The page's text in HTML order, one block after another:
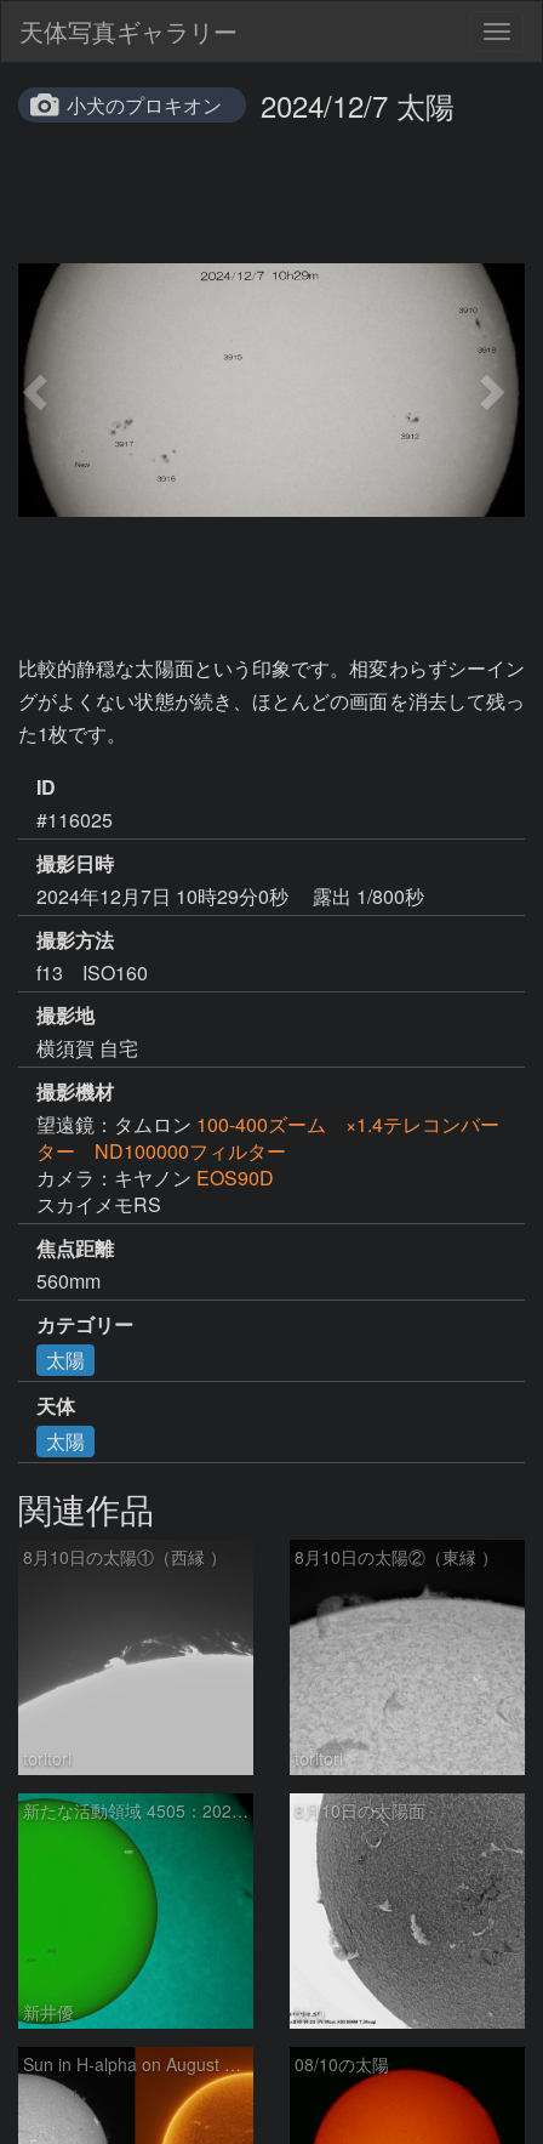
天体写真ギャラリー
小犬のプロキオン 2024/12/7 太陽
比較的静穏な太陽面という印象です。相変わらずシーイン
グがよくない状態が続き、ほとんどの画面を消去して残っ
た1枚です。
ID
#116025
撮影日時
2024年12月7日 10時29分0秒
露出 1/800秒
撮影方法
f13 ISO160
撮影地
横須賀 自宅
撮影機材
望遠鏡：タムロン 100-400ズーム ×1.4テレコンバー
ター ND100000フィルター
カメラ：キヤノン EOS90D
スカイメモRS
焦点距離
560mm
カテゴリー
太陽
天体
太陽
関連作品
8月10日の太陽①（西縁 ）
toritori
8月10日の太陽②（東縁 ）
toritori
新たな活動領域 4505：2026/08/10
新井優
8月10日の太陽面
ta-o
Sun in H-alpha on August 10, 2026 08/10の太陽